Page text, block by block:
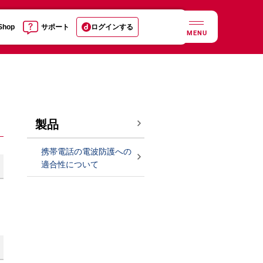
サポート ログインする
MENU
製品
携帯電話の電波防護への
適合性について